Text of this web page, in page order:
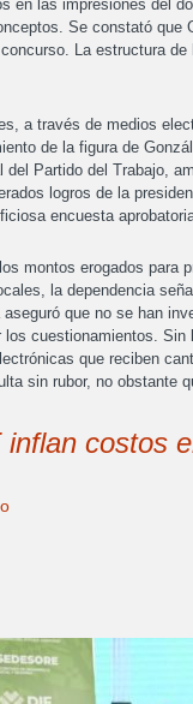
en las impresiones del
Se constató que
La estructura
a través de medios
de la figura de
Partido del Trabajo,
logros de la
encuesta
montos erogados para
la dependencia
aseguró que no se han
los cuestionamientos.
que reciben
sin rubor, no obstante
inflan costos